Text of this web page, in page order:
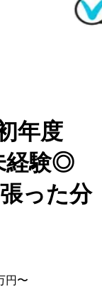
年度
経験◎
った分
円〜